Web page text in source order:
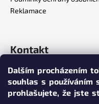
Dalším procházením
souhlas s používáním
prohlašujete, že jste
Reklamace
Kontakt
info @poppersy.cz
+420 734 256 636
poppersy.cz